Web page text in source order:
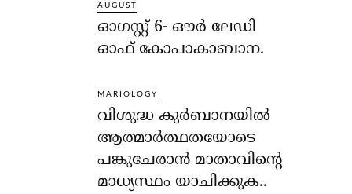
AUGUST
ഓഗസ്റ്റ് 6- ഔര്‍ ലേഡി
ഓഫ് കോപാകാബാന.
MARIOLOGY
വിശുദ്ധ കുര്‍ബാനയില്‍
ആത്മാര്‍ത്ഥതയോടെ
പങ്കുചേരാന്‍ മാതാവിന്റെ
മാധ്യസ്ഥം യാചിക്കുക..